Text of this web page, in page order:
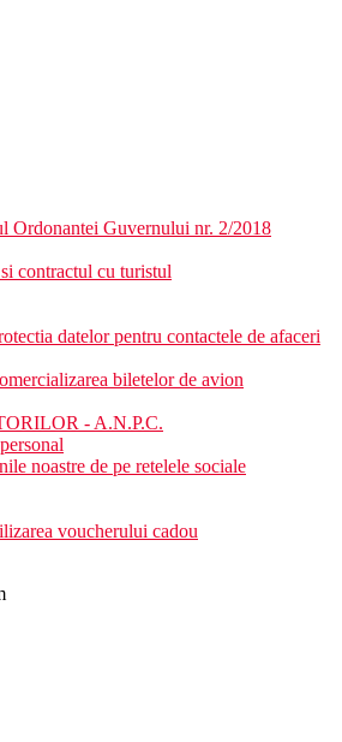
Ordonantei Guvernului nr. 2/2018
contractul cu turistul
datelor pentru contactele de afaceri
biletelor de avion
- A.N.P.C.
noastre de pe retelele sociale
voucherului cadou